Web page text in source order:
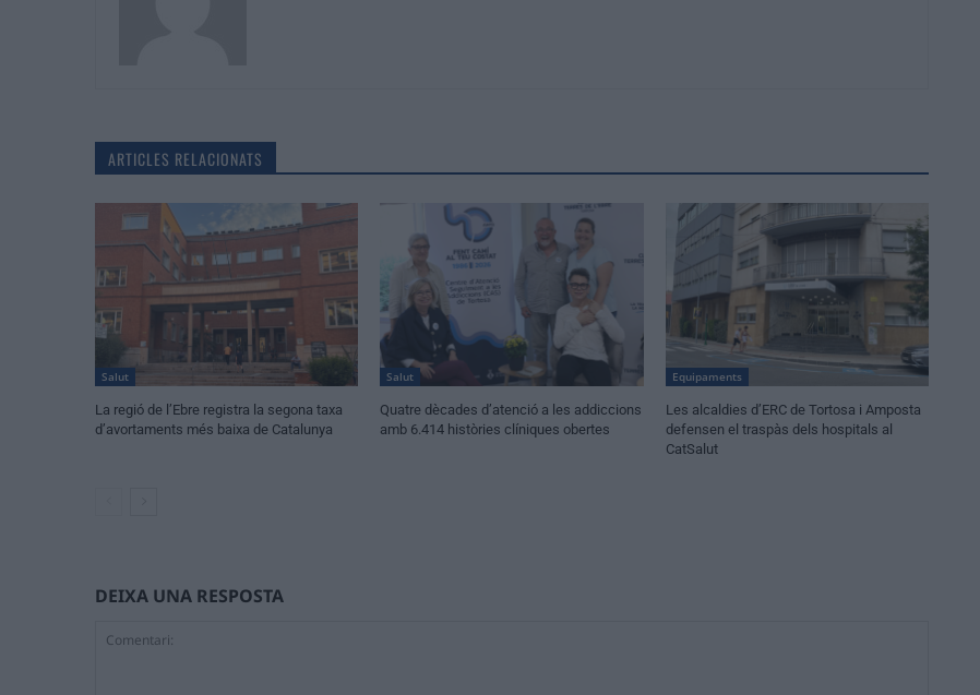
ARTICLES RELACIONATS
Salut
La regió de l’Ebre registra la segona taxa
d’avortaments més baixa de Catalunya
Salut
Quatre dècades d’atenció a les addiccions
amb 6.414 històries clíniques obertes
Equipaments
Les alcaldies d’ERC de Tortosa i Amposta
defensen el traspàs dels hospitals al
CatSalut
DEIXA UNA RESPOSTA